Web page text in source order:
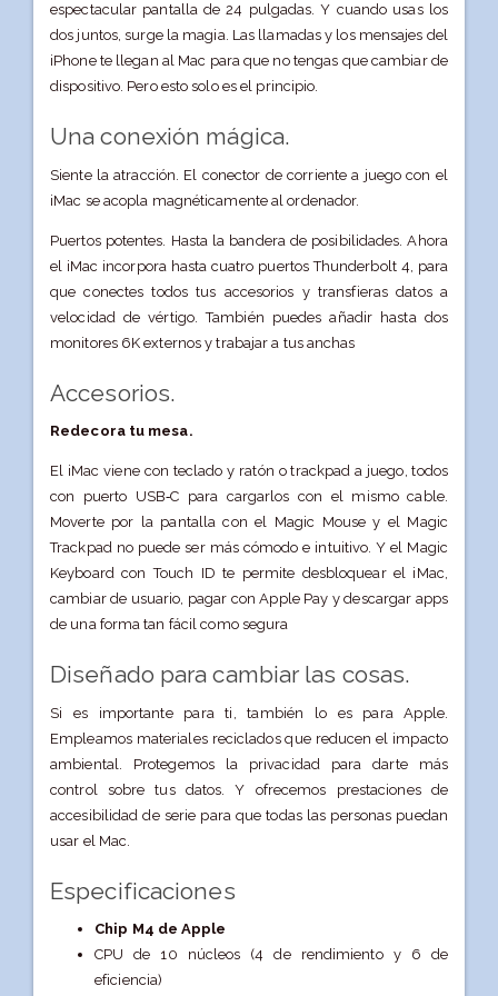
espectacular pantalla de 24 pulgadas. Y cuando usas los
dos juntos, surge la magia. Las llamadas y los mensajes del
iPhone te llegan al Mac para que no tengas que cambiar de
dispositivo. Pero esto solo es el principio.
Una conexión mágica.
Siente la atracción. El conector de corriente a juego con el
iMac se acopla magnéticamente al ordenador.
Puertos potentes. Hasta la bandera de posibilidades. Ahora
el iMac incorpora hasta cuatro puertos Thunderbolt 4, para
que conectes todos tus accesorios y transfieras datos a
velocidad de vértigo. También puedes añadir hasta dos
monitores 6K externos y trabajar a tus anchas
Accesorios.
Redecora tu mesa.
El iMac viene con teclado y ratón o trackpad a juego, todos
con puerto USB‑C para cargarlos con el mismo cable.
Moverte por la pantalla con el Magic Mouse y el Magic
Trackpad no puede ser más cómodo e intuitivo. Y el Magic
Keyboard con Touch ID te permite desbloquear el iMac,
cambiar de usuario, pagar con Apple Pay y descargar apps
de una forma tan fácil como segura
Diseñado para cambiar las cosas.
Si es importante para ti, también lo es para Apple.
Empleamos materiales reciclados que reducen el impacto
ambiental. Protegemos la privacidad para darte más
control sobre tus datos. Y ofrecemos prestaciones de
accesibilidad de serie para que todas las personas puedan
usar el Mac.
Especificaciones
Chip M4 de Apple
CPU de 10 núcleos (4 de rendi­miento y 6 de
eficiencia)